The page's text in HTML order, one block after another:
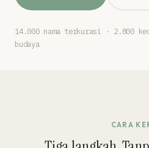
14.000 nama terkurasi · 2.800
budaya
CARA